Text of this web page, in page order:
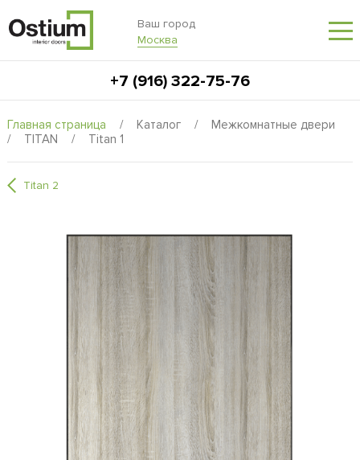
Ваш город
Москва
+7 (916) 322-75-76
Главная страница / Каталог /
Межкомнатные двери
/
TITAN / Titan 1
Titan 2